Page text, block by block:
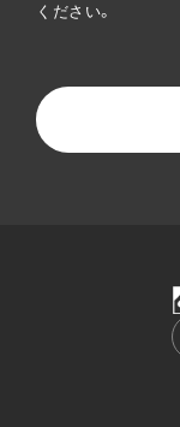
ください。